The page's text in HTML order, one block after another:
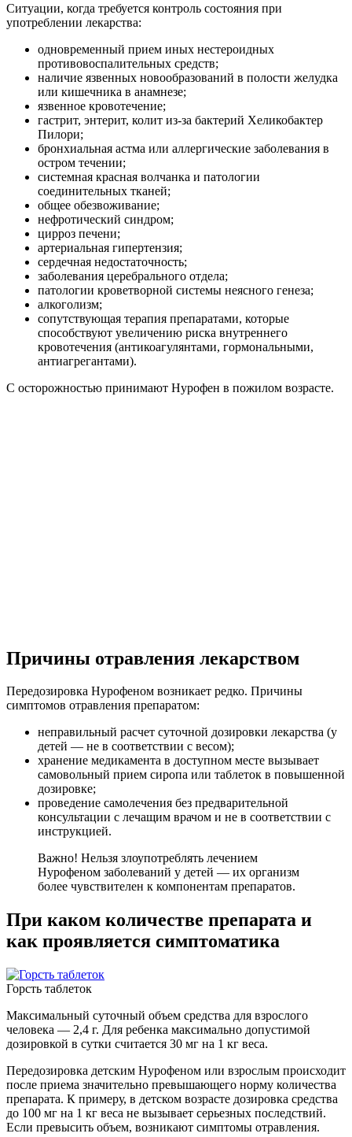
Ситуации, когда требуется контроль состояния при
употреблении лекарства:
одновременный прием иных нестероидных
противовоспалительных средств;
наличие язвенных новообразований в полости желудка
или кишечника в анамнезе;
язвенное кровотечение;
гастрит, энтерит, колит из-за бактерий Хеликобактер
Пилори;
бронхиальная астма или аллергические заболевания в
остром течении;
системная красная волчанка и патологии
соединительных тканей;
общее обезвоживание;
нефротический синдром;
цирроз печени;
артериальная гипертензия;
сердечная недостаточность;
заболевания церебрального отдела;
патологии кроветворной системы неясного генеза;
алкоголизм;
сопутствующая терапия препаратами, которые
способствуют увеличению риска внутреннего
кровотечения (антикоагулянтами, гормональными,
антиагрегантами).
С осторожностью принимают Нурофен в пожилом возрасте.
Причины отравления лекарством
Передозировка Нурофеном возникает редко. Причины
симптомов отравления препаратом:
неправильный расчет суточной дозировки лекарства (у
детей — не в соответствии с весом);
хранение медикамента в доступном месте вызывает
самовольный прием сиропа или таблеток в повышенной
дозировке;
проведение самолечения без предварительной
консультации с лечащим врачом и не в соответствии с
инструкцией.
Важно! Нельзя злоупотреблять лечением
Нурофеном заболеваний у детей — их организм
более чувствителен к компонентам препаратов.
При каком количестве препарата и
как проявляется симптоматика
Горсть таблеток
Максимальный суточный объем средства для взрослого
человека — 2,4 г. Для ребенка максимально допустимой
дозировкой в сутки считается 30 мг на 1 кг веса.
Передозировка детским Нурофеном или взрослым происходит
после приема значительно превышающего норму количества
препарата. К примеру, в детском возрасте дозировка средства
до 100 мг на 1 кг веса не вызывает серьезных последствий.
Если превысить объем, возникают симптомы отравления.